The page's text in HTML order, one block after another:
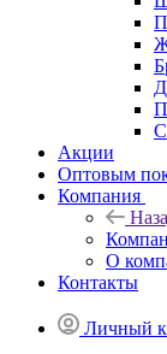
Акции
Оптовым
Компания
О
Контакты
Личный